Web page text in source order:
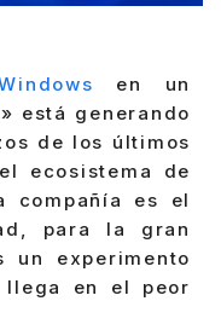
en un
» está generando
de los últimos
ecosistema de
compañía es el
para la gran
un experimento
en el peor